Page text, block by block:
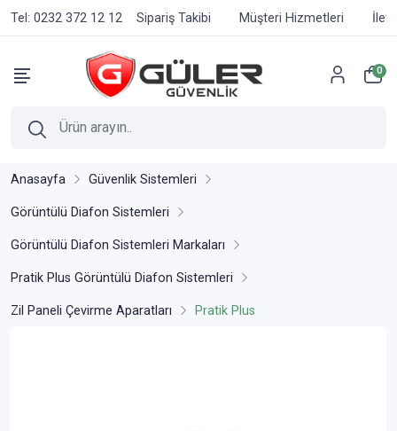
Tel: 0232 372 12 12 Sipariş Takibi Müşteri Hizmetleri
0
Anasayfa Güvenlik Sistemleri
Görüntülü Diafon Sistemleri
Görüntülü Diafon Sistemleri Markaları
Pratik Plus Görüntülü Diafon Sistemleri
Zil Paneli Çevirme Aparatları Pratik Plus